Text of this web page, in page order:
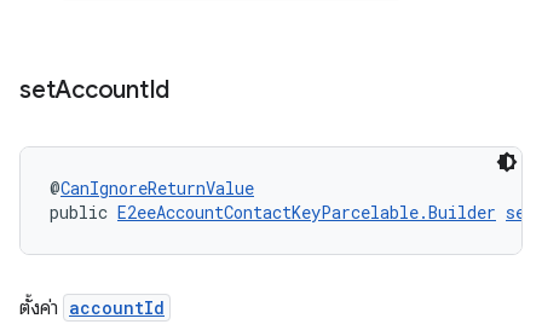
setAccountId
@CanIgnoreReturnValue
public E2eeAccountContactKeyParcelable.Builder
ตั้งค่า accountId